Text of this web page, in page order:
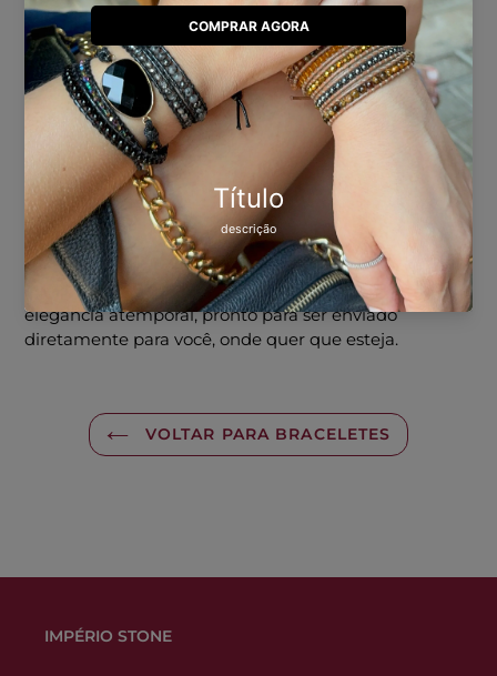
Punho de circunferência 13 e 14 cm: 6 voltas com os
ajustes.
Punho de circunferência 19 a 21 cm: FALE CONOSCO
-Feito à mão no Brasil.
O melhor de tudo é que ele está disponível para
pronta entrega em todo o Brasil. Prazo de entrega
estimado de 4 a 8 dias úteis.
Um acessório que reflete a força da natureza e a
elegância atemporal, pronto para ser enviado
diretamente para você, onde quer que esteja.
VOLTAR PARA BRACELETES
IMPÉRIO STONE